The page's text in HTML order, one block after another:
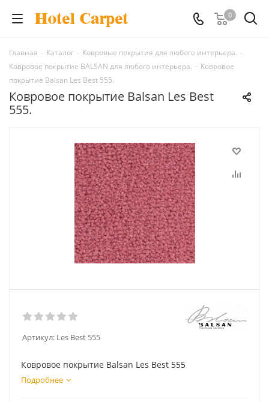
0
Главная - Каталог - Ковровые покрытия для любого интерьера. -
Ковровое покрытие BALSAN для любого интерьера. - Ковровое
покрытие Balsan Les Best 555.
Ковровое покрытие Balsan Les Best
555.
Артикул: Les Best 555
Ковровое покрытие Balsan Les Best 555
Подробнее